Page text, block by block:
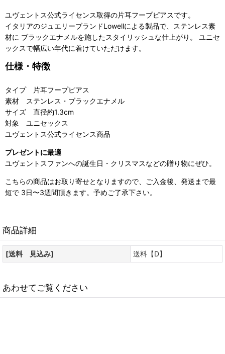
ユヴェントス公式ライセンス取得の片耳フープピアスです。
イタリアのジュエリーブランドLowellによる製品で、ステンレス素
材に ブラックエナメルを施したスタイリッシュな仕上がり。 ユニセ
ックスで幅広い年代に着けていただけます。
仕様・特徴
タイプ 片耳フープピアス
素材 ステンレス・ブラックエナメル
サイズ 直径約1.3cm
対象 ユニセックス
ユヴェントス公式ライセンス商品
プレゼントに最適
ユヴェントスファンへの誕生日・クリスマスなどの贈り物にぜひ。
こちらの商品はお取り寄せとなりますので、ご入金後、発送まで最
短で 3日〜3週間頂きます。予めご了承下さい。
商品詳細
[送料 見込み] 送料【D】
あわせてご覧ください